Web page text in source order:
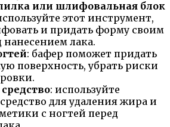
или шлифовальная блок
этот инструмент,
и придать форму своим
нанесением лака.
: бафер поможет придать
поверхность, убрать риски
: используйте
для удаления жира и
с ногтей перед